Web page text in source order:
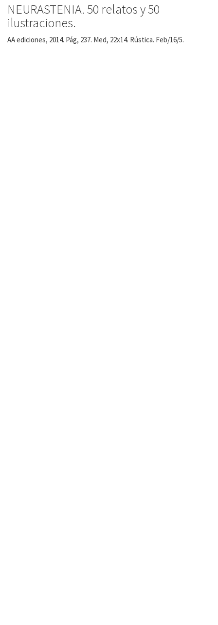
NEURASTENIA. 50 relatos y 50
ilustraciones.
AA ediciones, 2014. Pág, 237. Med, 22x14. Rústica. Feb/16/5.